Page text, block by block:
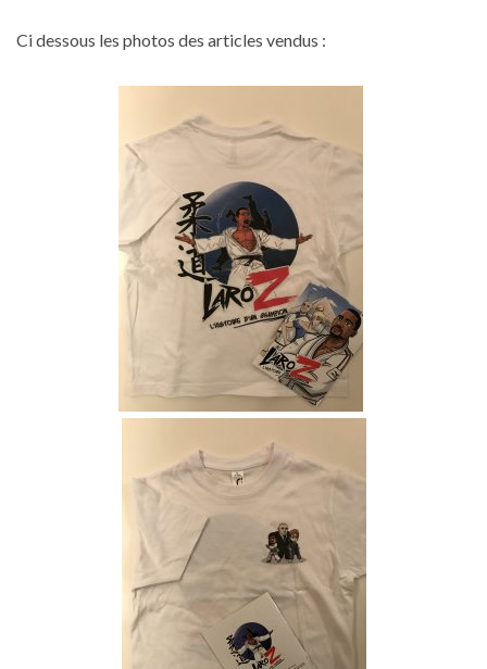
Ci dessous les photos des articles vendus :